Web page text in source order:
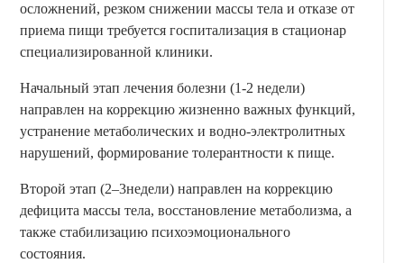
осложнений, резком снижении массы тела и отказе от
приема пищи требуется госпитализация в стационар
специализированной клиники.
Начальный этап лечения болезни (1-2 недели)
направлен на коррекцию жизненно важных функций,
устранение метаболических и водно-электролитных
нарушений, формирование толерантности к пище.
Второй этап (2–3недели) направлен на коррекцию
дефицита массы тела, восстановление метаболизма, а
также стабилизацию психоэмоционального
состояния.